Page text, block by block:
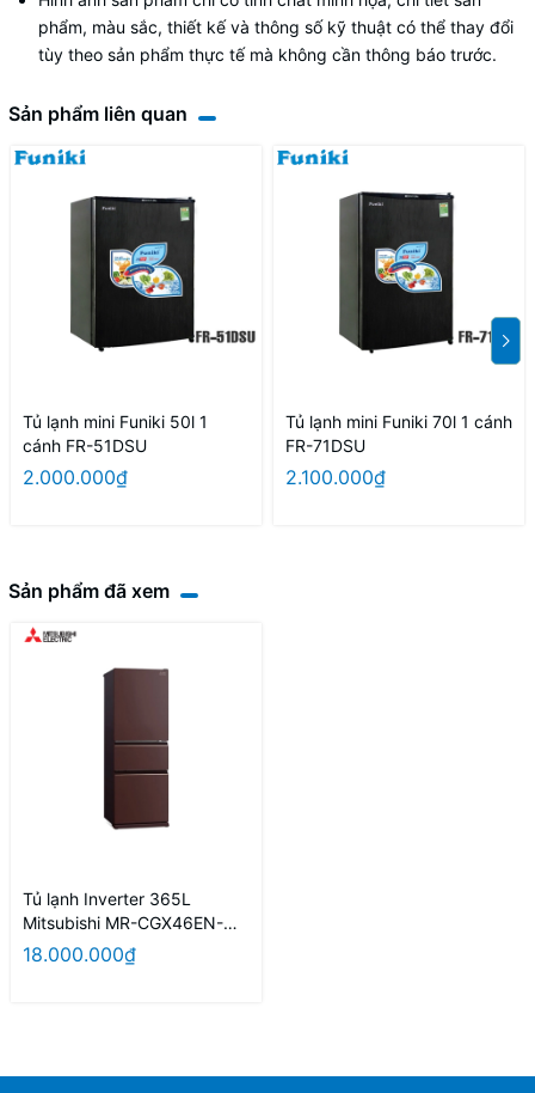
phẩm, màu sắc, thiết kế và thông số kỹ thuật có thể thay đổi
tùy theo sản phẩm thực tế mà không cần thông báo trước.
Sản phẩm liên quan
Tủ lạnh mini Funiki 50l 1
cánh FR-51DSU
2.000.000₫
Tủ lạnh mini Funiki 70l 1 cánh
FR-71DSU
2.100.000₫
Sản phẩm đã xem
Tủ lạnh Inverter 365L
Mitsubishi MR-CGX46EN-
GBR-V (Màu nâu)
18.000.000₫